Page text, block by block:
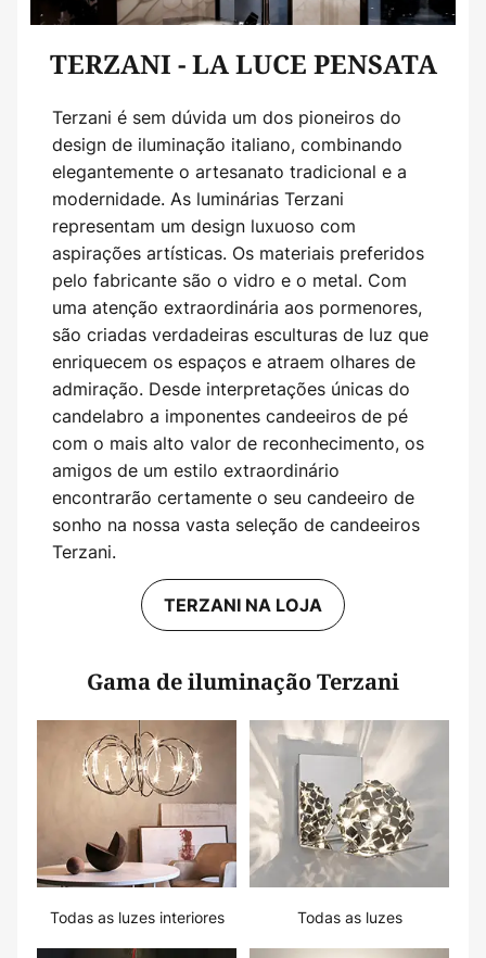
TERZANI - LA LUCE PENSATA
Terzani é sem dúvida um dos pioneiros do
design de iluminação italiano, combinando
elegantemente o artesanato tradicional e a
modernidade. As luminárias Terzani
representam um design luxuoso com
aspirações artísticas. Os materiais preferidos
pelo fabricante são o vidro e o metal. Com
uma atenção extraordinária aos pormenores,
são criadas verdadeiras esculturas de luz que
enriquecem os espaços e atraem olhares de
admiração. Desde interpretações únicas do
candelabro a imponentes candeeiros de pé
com o mais alto valor de reconhecimento, os
amigos de um estilo extraordinário
encontrarão certamente o seu candeeiro de
sonho na nossa vasta seleção de candeeiros
Terzani.
TERZANI NA LOJA
Gama de iluminação Terzani
Todas as luzes interiores Todas as luzes